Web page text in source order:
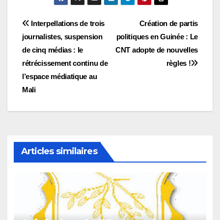
Navigation
de
l’article
Création de partis
politiques en Guinée : Le
CNT adopte de nouvelles
règles !
Interpellations de trois
journalistes, suspension
de cinq médias : le
rétrécissement continu de
l’espace médiatique au
Mali
Articles similaires